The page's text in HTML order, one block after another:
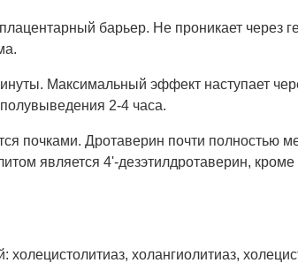
барьер. Не проникает через
Максимальный эффект наступает
2-4 часа.
почками. Дротаверин почти полностью
является 4'-дезэтилдротаверин,
холангиолитиаз,